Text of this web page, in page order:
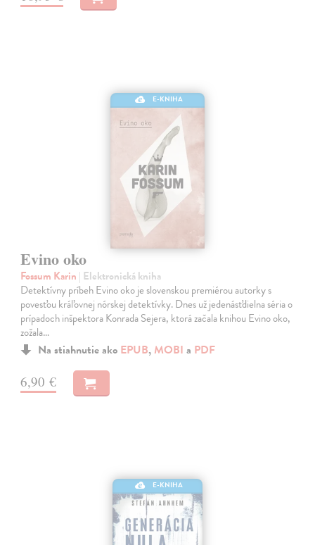
E-KNIHA
Evino oko
Fossum Karin | Elektronická kniha
Detektívny príbeh Evino oko je slovenskou premiérou autorky s
povesťou kráľovnej nórskej detektívky. Dnes už jedenásťdielna séria o
prípadoch inšpektora Konrada Sejera, ktorá začala knihou Evino oko,
zožala…
Na stiahnutie ako EPUB, MOBI a PDF
6,90 €
E-KNIHA